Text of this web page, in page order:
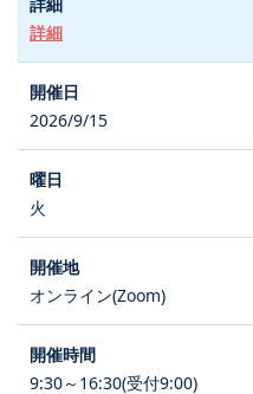
詳細
2026/9/15
火
オンライン(Zoom)
9:30～16:30(受付9:00)